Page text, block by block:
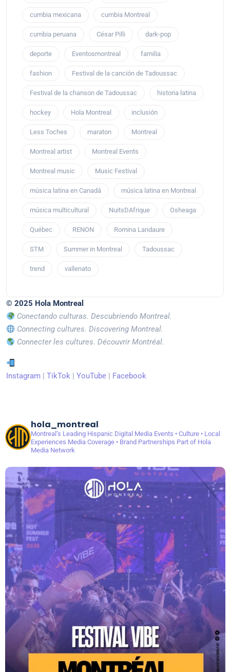
cumbia mexicana cumbia Montreal
cumbia peruana César Pilli dark-pop
deporte Eventosmontreal familia
fashion Festival de la canción de Tadoussac
Festival de la chanson de Tadoussac historia latina
hockey Hola Montreal inclusión
Less Toches maraton Montreal
Montreal artist Montreal Events
Montreal music Music Festival
música latina en Canadá música latina en Montreal
música multicultural NuitsDAfrique Osheaga
Québec RENON Romina Landaure
STM Summer in Montreal Tadoussac
trend vallenato
© 2025 Hola Montreal
Conectando culturas. Descubriendo Montreal.
Connecting cultures. Discovering Montreal.
Connecter les cultures. Découvrir Montréal.
Instagram | TikTok | YouTube | Facebook
hola_montreal
Montreal’s Leading Hispanic Digital MediaEvents • Culture • Local
Experiences Media Coverage • Brand Partnerships Part of Hola
Media Network